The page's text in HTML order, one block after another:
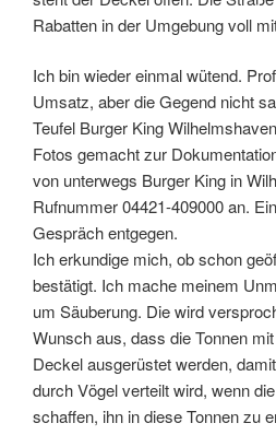
Rabatten in der Umgebung voll
Ich bin wieder einmal wütend.
Umsatz, aber die Gegend nicht
Teufel Burger King
Fotos gemacht zur
von unterwegs Burger King in
Rufnummer 04421-409000 an.
Gespräch entgegen.
Ich erkundige mich, ob schon
bestätigt. Ich mache meinem
um Säuberung. Die wird
Wunsch aus, dass die Tonnen
Deckel ausgerüstet werden,
durch Vögel verteilt wird, wenn
schaffen, ihn in diese Tonnen zu